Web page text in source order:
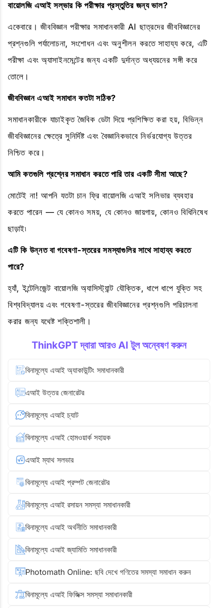
বায়োলজি এআই সল্ভার কি পরীক্ষার প্রস্তুতির জন্য ভাল?
একেবারে। জীববিজ্ঞান পরীক্ষার সমাধানকারী AI ছাত্রদের জীববিজ্ঞানের
প্রশ্নগুলি পর্যালোচনা, সংশোধন এবং অনুশীলন করতে সাহায্য করে, এটি
পরীক্ষা এবং অ্যাসাইনমেন্টের জন্য একটি দুর্দান্ত অধ্যয়নের সঙ্গী করে
তোলে।
জীববিজ্ঞান এআই সমাধান কতটা সঠিক?
সমাধানকারীকে যাচাইকৃত জৈবিক ডেটা দিয়ে প্রশিক্ষিত করা হয়, বিভিন্ন
জীববিজ্ঞানের ক্ষেত্রে সুনির্দিষ্ট এবং বৈজ্ঞানিকভাবে নির্ভরযোগ্য উত্তর
নিশ্চিত করে।
আমি কতগুলি প্রশ্নের সমাধান করতে পারি তার একটি সীমা আছে?
মোটেই না! আপনি যতটা চান ফ্রি বায়োলজি এআই সলিভার ব্যবহার
করতে পারেন — যে কোনও সময়, যে কোনও জায়গায়, কোনও বিধিনিষেধ
ছাড়াই৷
এটি কি উন্নত বা গবেষণা-স্তরের সমস্যাগুলির সাথে সাহায্য করতে
পারে?
হ্যাঁ, ইন্টেলিজেন্ট বায়োলজি অ্যাসিস্ট্যান্ট যৌক্তিক, ধাপে ধাপে যুক্তি সহ
বিশ্ববিদ্যালয় এবং গবেষণা-স্তরের জীববিজ্ঞানের প্রশ্নগুলি পরিচালনা
করার জন্য যথেষ্ট শক্তিশালী।
ThinkGPT দ্বারা আরও AI টুল অন্বেষণ করুন
বিনামূল্যে এআই অ্যাকাউন্টিং সমাধানকারী
এআই উত্তর জেনারেটর
বিনামূল্যে এআই চ্যাট
বিনামূল্যে এআই হোমওয়ার্ক সহায়ক
এআই ম্যাথ সলভার
বিনামূল্যে এআই প্রম্পট জেনারেটর
বিনামূল্যে এআই রসায়ন সমস্যা সমাধানকারী
বিনামূল্যে এআই অর্থনীতি সমাধানকারী
বিনামূল্যে এআই জ্যামিতি সমাধানকারী
Photomath Online: ছবি দেখে গণিতের সমস্যা সমাধান করুন
বিনামূল্যে এআই ফিজিক্স সমস্যা সমাধানকারী